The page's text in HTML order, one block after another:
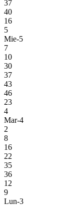
37
40
16
5
Mie-5
7
10
30
37
43
46
23
4
Mar-4
2
8
16
22
35
36
12
9
Lun-3